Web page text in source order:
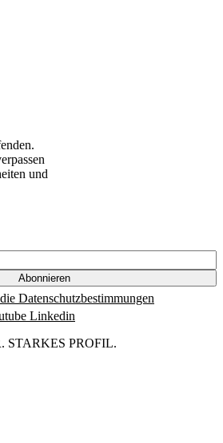
und
Datenschutzbestimmungen
Linkedin
STARKES PROFIL.